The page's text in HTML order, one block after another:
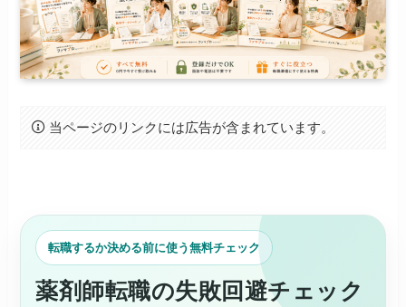
当ページのリンクには広告が含まれています。
転職するか決める前に使う無料チェック
薬剤師転職の失敗回避チェック